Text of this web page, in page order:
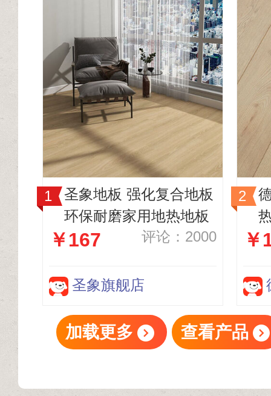
圣象地板 强化复合地板
环保耐磨家用地热地板
￥167 评论：2000
圣象旗舰店
￥
加载更多 查看产品